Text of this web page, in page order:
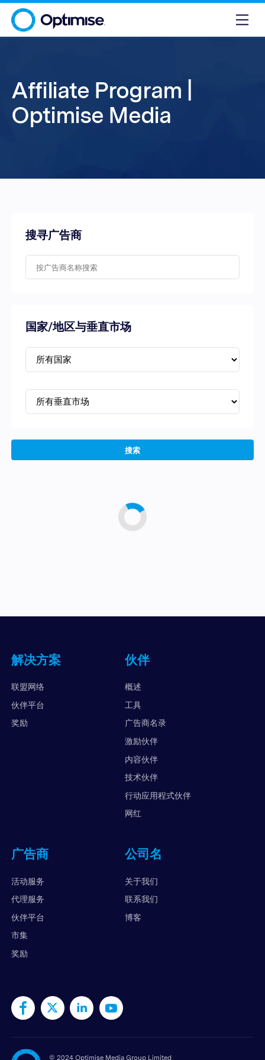
Affiliate Program |
Optimise Media
搜寻广告商
国家/地区与垂直市场
搜索
解决方案
联盟网络
伙伴平台
奖励
伙伴
概述
工具
广告商名录
激励伙伴
内容伙伴
技术伙伴
行动应用程式伙伴
网红
广告商
活动服务
代理服务
伙伴平台
市集
奖励
公司名
关于我们
联系我们
博客
© 2024 Optimise Media Group Limited